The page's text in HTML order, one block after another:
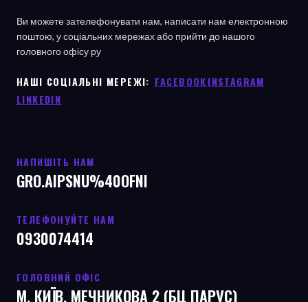
Ви можете зателефонувати нам, написати нам електронною
поштою, у соціальних мережах або прийти до нашого
головного офісу ру
НАШІ СОЦІАЛЬНІ МЕРЕЖІ: ㅤ FACEBOOKINSTAGRAM
LINKEDIN
НАПИШІТЬ НАМ
GRO.AIPSNU%40OFNI
ТЕЛЕФОНУЙТЕ НАМ
0930074414
ГОЛОВНИЙ ОФІС
М. КИЇВ, МЕЧНИКОВА 2 (БЦ ПАРУС)